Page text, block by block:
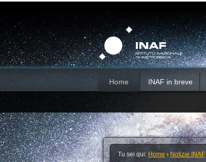
contenuti.
Salta
alla
navigazione
Home INAF in breve
Tu sei qui: Home › Notizie INAF